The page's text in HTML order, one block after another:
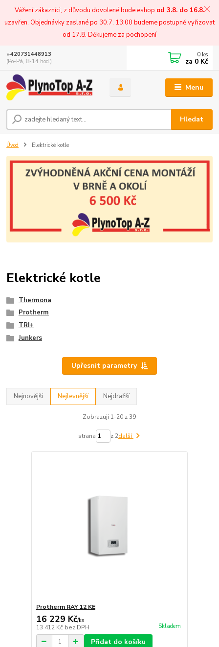
Vážení zákazníci, z důvodu dovolené bude eshop od 3.8. do 16.8.
uzavřen. Objednávky zaslané po 30.7. 13:00 budeme postupně vyřizovat
od 17.8. Děkujeme za pochopení
Menu
Hledat
+420731448913
(Po-Pá, 8-14 hod.)
0 ks
za 0 Kč
Úvod Elektrické kotle
Elektrické kotle
Thermona
Protherm
TRI+
Junkers
Upřesnit parametry
Nejnovější Nejlevnější Nejdražší
Zobrazuji 1-20 z 39
strana z 2další
Protherm RAY 12 KE
16 229 Kč/ks
13 412 Kč bez DPH Skladem
Přidat do košíku